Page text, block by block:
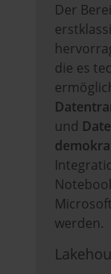
Der
die es
und
werden.